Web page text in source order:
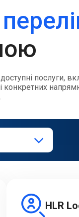
послуги,
конкретних
HLR